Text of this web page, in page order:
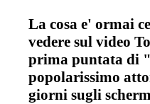
La cosa e' ormai
vedere sul video
prima puntata di
popolarissimo
giorni sugli